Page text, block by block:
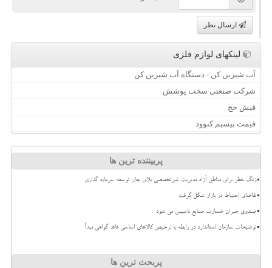
ارسال نظر
لینکهای لوازم فلزی
آب شیرین کن - دستگاه آب شیرین کن
شرکت صنعتی سخت پوشش
فیش حج
قیمت بیسیم کنوود
پربیننده ترین ها
زنگ خطر برای مناطق آزاد مدیریت غیرتخصصی بلای جان توسعه سرمایه گذاری
تقاضای احتیاط در بازار شکل گرفت
صندوق جبران خسارت صنایع تاسیس می شود
توضیحات سازمان استاندارد در رابطه با ترخیص کالاهای اساسی فاقد گواهی مبدأ
پربحث ترین ها